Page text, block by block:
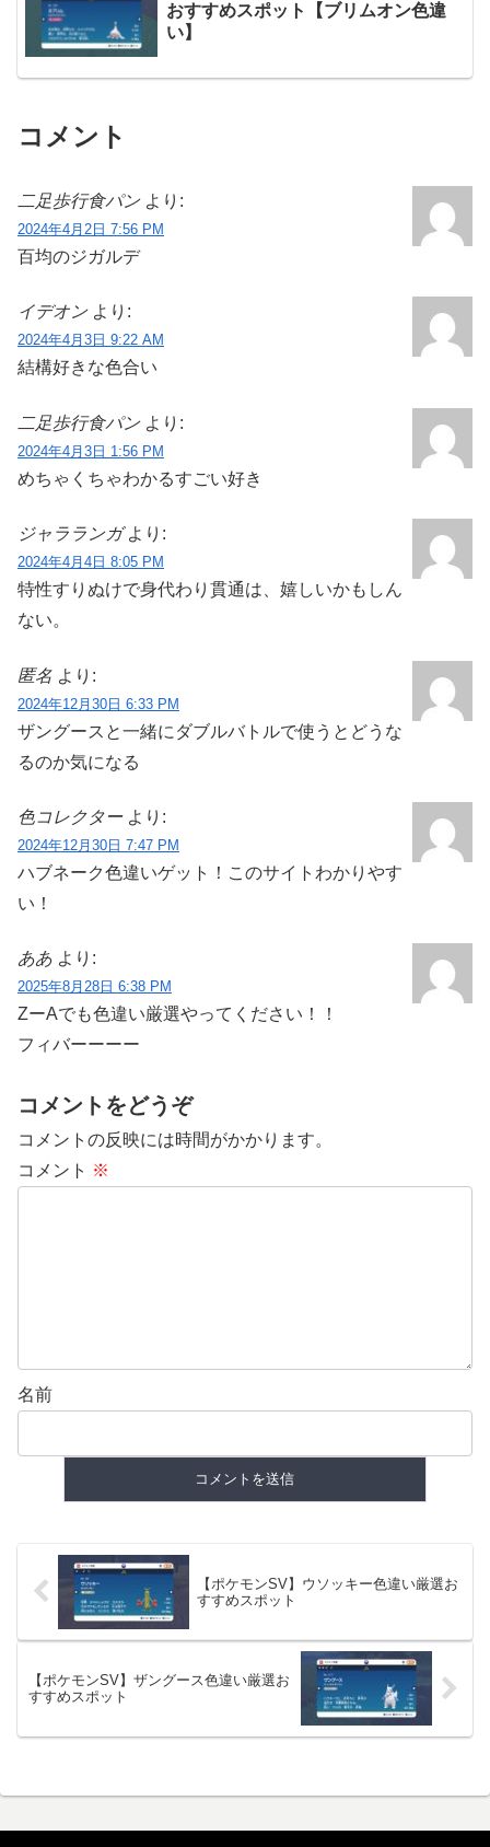
おすすめスポット【ブリムオン色違
い】
コメント
二足歩行食パン より:
2024年4月2日 7:56 PM
百均のジガルデ
イデオン より:
2024年4月3日 9:22 AM
結構好きな色合い
二足歩行食パン より:
2024年4月3日 1:56 PM
めちゃくちゃわかるすごい好き
ジャラランガ より:
2024年4月4日 8:05 PM
特性すりぬけで身代わり貫通は、嬉しいかもしん
ない。
匿名 より:
2024年12月30日 6:33 PM
ザングースと一緒にダブルバトルで使うとどうな
るのか気になる
色コレクター より:
2024年12月30日 7:47 PM
ハブネーク色違いゲット！このサイトわかりやす
い！
ああ より:
2025年8月28日 6:38 PM
ZーAでも色違い厳選やってください！！
フィバーーーー
コメントをどうぞ
コメントの反映には時間がかかります。
コメント ※
名前
【ポケモンSV】ウソッキー色違い厳選お
すすめスポット
【ポケモンSV】ザングース色違い厳選お
すすめスポット